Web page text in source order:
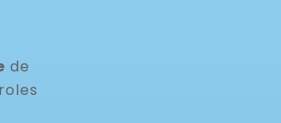
de